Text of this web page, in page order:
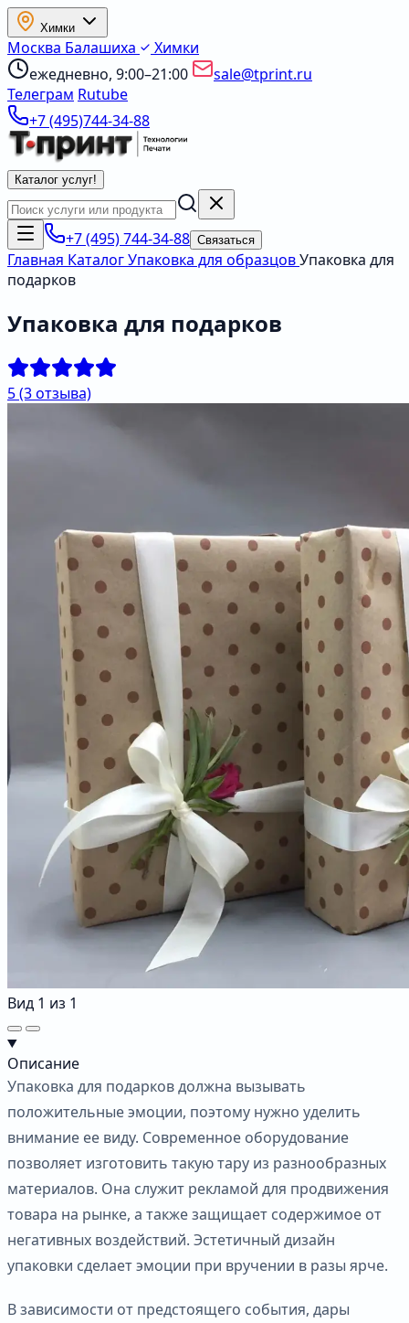
Химки
Москва Балашиха
Химки
ежедневно, 9:00–21:00
sale@tprint.ru
Телеграм Rutube
+7 (495)744-34-88
Каталог услуг!
+7 (495) 744-34-88 Связаться
Главная КаталогУпаковка для образцовУпаковка для
подарков
Упаковка для подарков
5(3 отзыва)
Вид 1 из 1
Описание
Упаковка для подарков должна вызывать
положительные эмоции, поэтому нужно уделить
внимание ее виду. Современное оборудование
позволяет изготовить такую тару из разнообразных
материалов. Она служит рекламой для продвижения
товара на рынке, а также защищает содержимое от
негативных воздействий. Эстетичный дизайн
упаковки сделает эмоции при вручении в разы ярче.
В зависимости от предстоящего события, дары